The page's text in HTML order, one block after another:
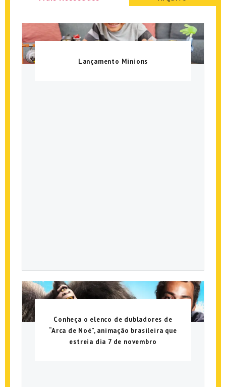
Lançamento Minions
Conheça o elenco de dubladores de
“Arca de Noé”, animação brasileira que
estreia dia 7 de novembro